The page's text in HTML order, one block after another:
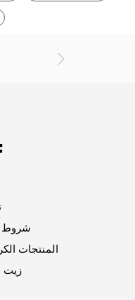
شروط
المنتجات
زيت